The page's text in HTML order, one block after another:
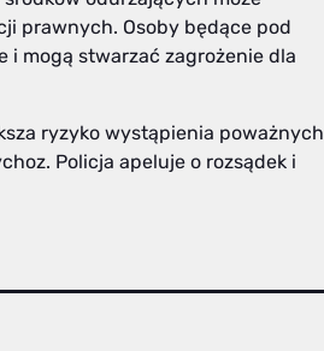
prawnych. Osoby będące pod
mogą stwarzać zagrożenie dla
ryzyko wystąpienia poważnych
Policja apeluje o rozsądek i